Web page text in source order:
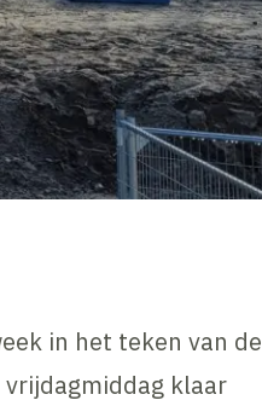
in het teken van de
klaar